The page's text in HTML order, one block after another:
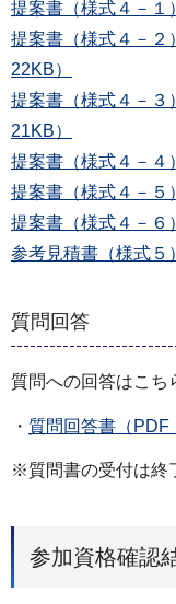
提案書（様式４－１
提案書（様式４－２
22KB）
提案書（様式４－３
21KB）
提案書（様式４－４
提案書（様式４－５
提案書（様式４－６
参考見積書（様式５
質問回答
質問への回答はこち
・ 質問回答書（PDF
※質問書の受付は終
参加資格確認